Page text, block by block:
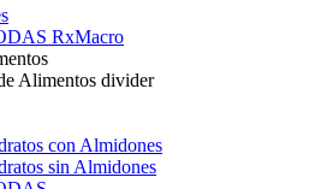
RxMacro
Alimentos divider
con Almidones
sin Almidones